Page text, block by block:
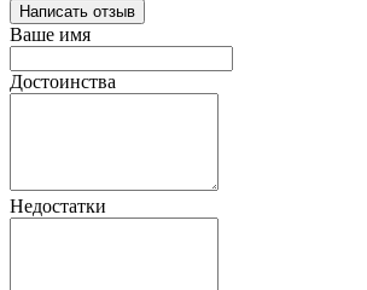
Написать отзыв
Ваше имя
Достоинства
Недостатки